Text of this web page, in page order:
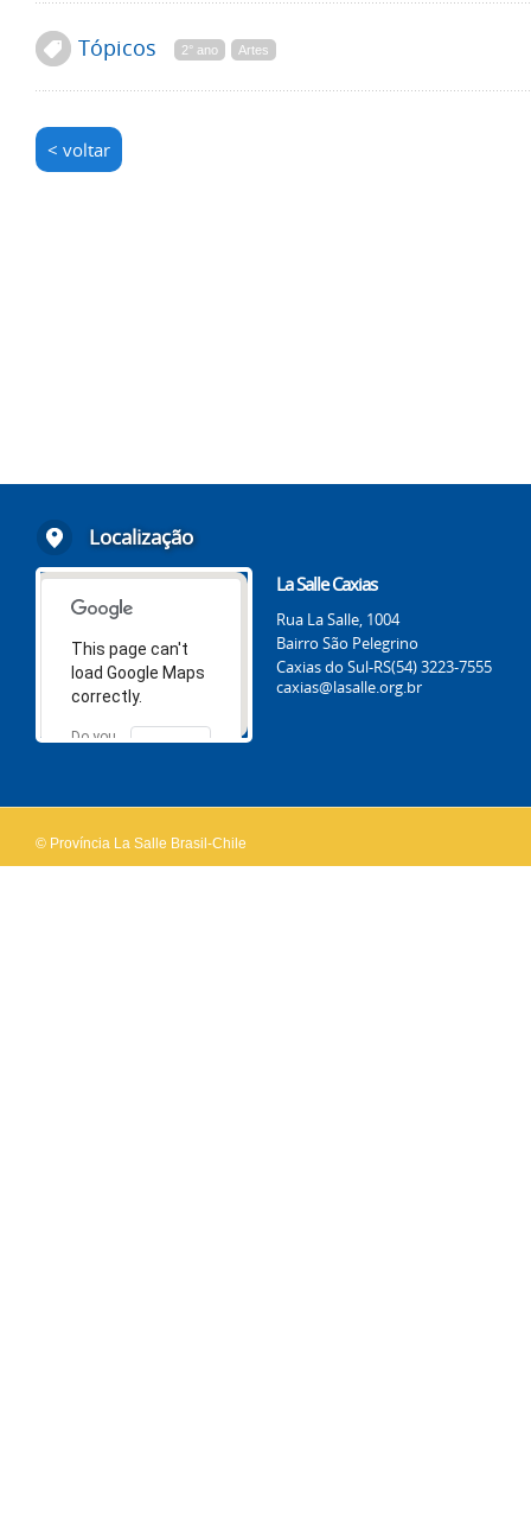
Tópicos 2° ano Artes
< voltar
Localização
This page can't
load Google Maps
correctly.
Do you
OK
La Salle Caxias
Rua La Salle, 1004
Bairro São Pelegrino
Caxias do Sul-RS(54) 3223-7555
caxias@lasalle.org.br
© Província La Salle Brasil-Chile